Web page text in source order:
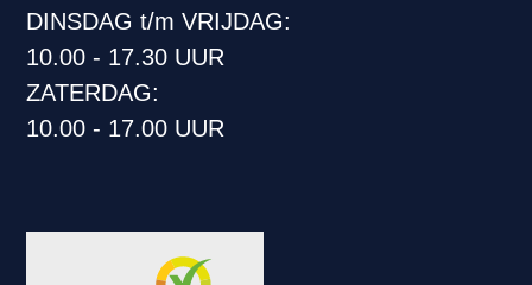
DINSDAG t/m VRIJDAG:
10.00 - 17.30 UUR
ZATERDAG:
10.00 - 17.00 UUR